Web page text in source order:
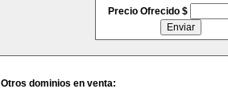
Precio Ofrecido $
Otros dominios en venta: